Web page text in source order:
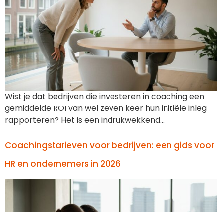
Wist je dat bedrijven die investeren in coaching een
gemiddelde ROI van wel zeven keer hun initiële inleg
rapporteren? Het is een indrukwekkend…
Coachingstarieven voor bedrijven: een gids voor
HR en ondernemers in 2026